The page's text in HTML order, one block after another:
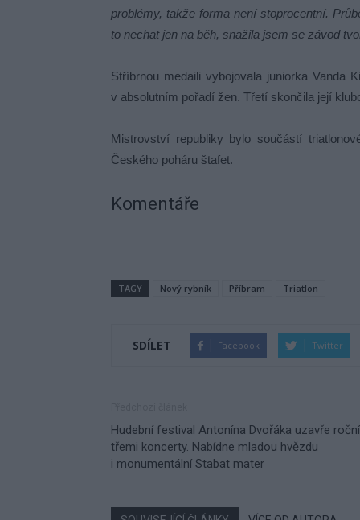
problémy, takže forma není stoprocentní.
to nechat jen na běh, snažila jsem se závod
Stříbrnou medaili vybojovala juniorka Vanda
v absolutním pořadí žen. Třetí skončila její
Mistrovství republiky bylo součástí
Českého poháru štafet.
Komentáře
TAGY Nový rybník Příbram Triatlon
SDÍLET Facebook Twitter
Hudební festival Antonína Dvořáka uzavře
třemi koncerty. Nabídne mladou hvězdu
i monumentální Stabat mater